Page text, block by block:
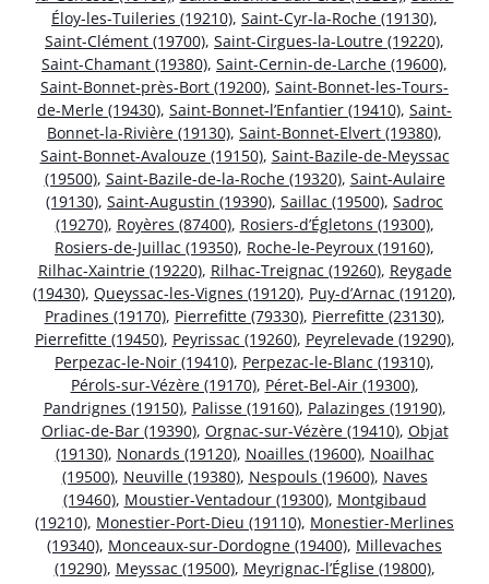
Éloy-les-Tuileries (19210), Saint-Cyr-la-Roche (19130),
Saint-Clément (19700), Saint-Cirgues-la-Loutre (19220),
Saint-Chamant (19380), Saint-Cernin-de-Larche (19600),
Saint-Bonnet-près-Bort (19200), Saint-Bonnet-les-Tours-
de-Merle (19430), Saint-Bonnet-l’Enfantier (19410), Saint-
Bonnet-la-Rivière (19130), Saint-Bonnet-Elvert (19380),
Saint-Bonnet-Avalouze (19150), Saint-Bazile-de-Meyssac
(19500), Saint-Bazile-de-la-Roche (19320), Saint-Aulaire
(19130), Saint-Augustin (19390), Saillac (19500), Sadroc
(19270), Royères (87400), Rosiers-d’Égletons (19300),
Rosiers-de-Juillac (19350), Roche-le-Peyroux (19160),
Rilhac-Xaintrie (19220), Rilhac-Treignac (19260), Reygade
(19430), Queyssac-les-Vignes (19120), Puy-d’Arnac (19120),
Pradines (19170), Pierrefitte (79330), Pierrefitte (23130),
Pierrefitte (19450), Peyrissac (19260), Peyrelevade (19290),
Perpezac-le-Noir (19410), Perpezac-le-Blanc (19310),
Pérols-sur-Vézère (19170), Péret-Bel-Air (19300),
Pandrignes (19150), Palisse (19160), Palazinges (19190),
Orliac-de-Bar (19390), Orgnac-sur-Vézère (19410), Objat
(19130), Nonards (19120), Noailles (19600), Noailhac
(19500), Neuville (19380), Nespouls (19600), Naves
(19460), Moustier-Ventadour (19300), Montgibaud
(19210), Monestier-Port-Dieu (19110), Monestier-Merlines
(19340), Monceaux-sur-Dordogne (19400), Millevaches
(19290), Meyssac (19500), Meyrignac-l’Église (19800),